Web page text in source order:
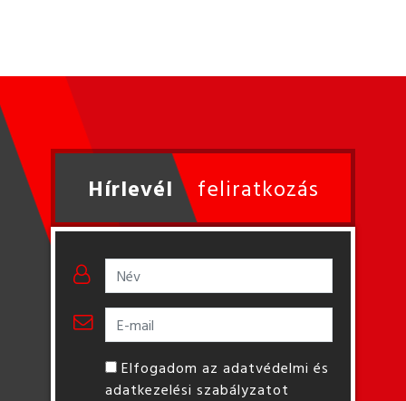
Hírlevél feliratkozás
Elfogadom az adatvédelmi és
adatkezelési szabályzatot